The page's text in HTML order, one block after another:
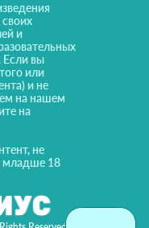
и
вы
или
и не
на нашем
на
не
младше 18